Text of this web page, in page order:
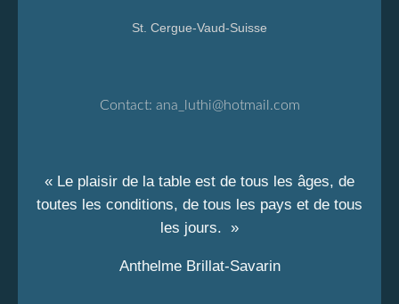
St. Cergue-Vaud-Suisse
Contact: ana_luthi@hotmail.com
« Le plaisir de la table est de tous les âges, de
toutes les conditions, de tous les pays et de tous
les jours. »
Anthelme Brillat-Savarin